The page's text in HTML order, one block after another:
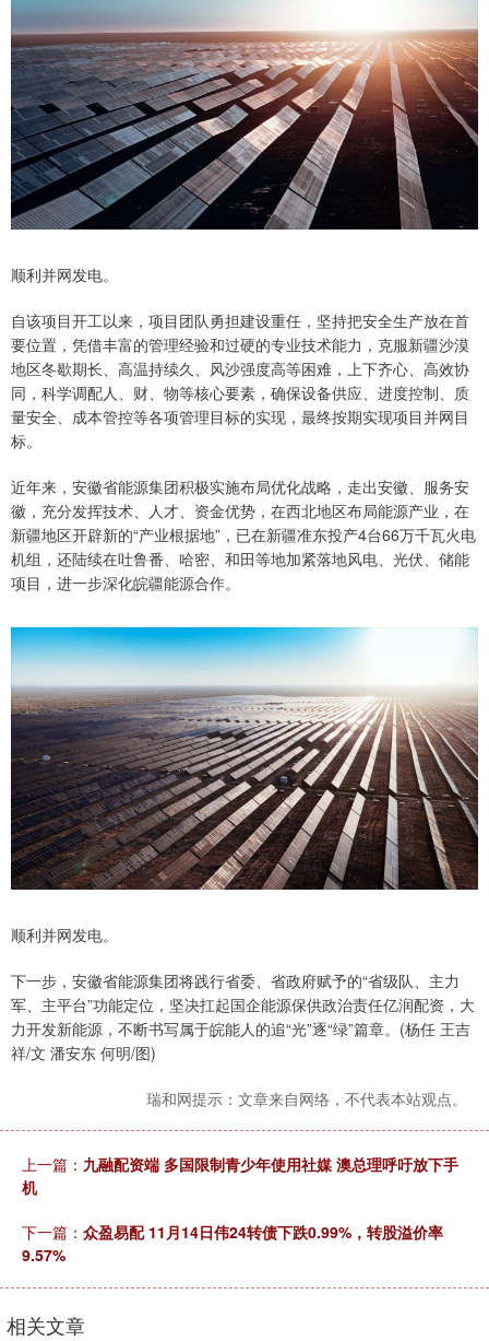
顺利并网发电。
自该项目开工以来，项目团队勇担建设重任，坚持把安全生产放在首
要位置，凭借丰富的管理经验和过硬的专业技术能力，克服新疆沙漠
地区冬歇期长、高温持续久、风沙强度高等困难，上下齐心、高效协
同，科学调配人、财、物等核心要素，确保设备供应、进度控制、质
量安全、成本管控等各项管理目标的实现，最终按期实现项目并网目
标。
近年来，安徽省能源集团积极实施布局优化战略，走出安徽、服务安
徽，充分发挥技术、人才、资金优势，在西北地区布局能源产业，在
新疆地区开辟新的“产业根据地”，已在新疆准东投产4台66万千瓦火电
机组，还陆续在吐鲁番、哈密、和田等地加紧落地风电、光伏、储能
项目，进一步深化皖疆能源合作。
顺利并网发电。
下一步，安徽省能源集团将践行省委、省政府赋予的“省级队、主力
军、主平台”功能定位，坚决扛起国企能源保供政治责任亿润配资，大
力开发新能源，不断书写属于皖能人的追“光”逐“绿”篇章。(杨任 王吉
祥/文 潘安东 何明/图)
瑞和网提示：文章来自网络，不代表本站观点。
上一篇： 九融配资端 多国限制青少年使用社媒 澳总理呼吁放下手
机
下一篇： 众盈易配 11月14日伟24转债下跌0.99%，转股溢价率
9.57%
相关文章